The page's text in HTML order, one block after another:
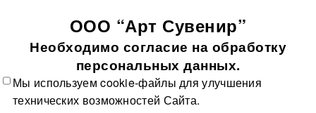
Значки-медали
Использование информации, содержащейся на сайте, в том
числе фото продукции, без согласия правообладателя, влечет
возникновение ответственности согласно ст. 1250-1252 ГК
РФ, ст. 7.12 КоАП РФ и ст. 146, 147 УК РФ
Все значки Все медали О компании Контакты
изготовления Политика в отношении обработки
ООО “Арт Сувенир”
Необходимо согласие на обработку
персональных данных.
Мы используем cookie-файлы для улучшения
технических возможностей Сайта.